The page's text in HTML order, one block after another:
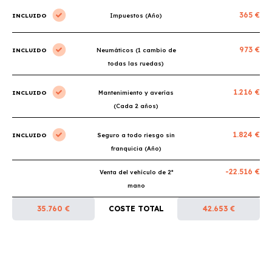
INCLUIDO Impuestos (Año) 365 €
INCLUIDO
Neumáticos (1 cambio de
todas las ruedas)
973 €
INCLUIDO
Mantenimiento y averías
(Cada 2 años)
1.216 €
INCLUIDO
Seguro a todo riesgo sin
franquicia (Año)
1.824 €
Venta del vehículo de 2ª
mano
-22.516 €
35.760 € COSTE TOTAL 42.653 €